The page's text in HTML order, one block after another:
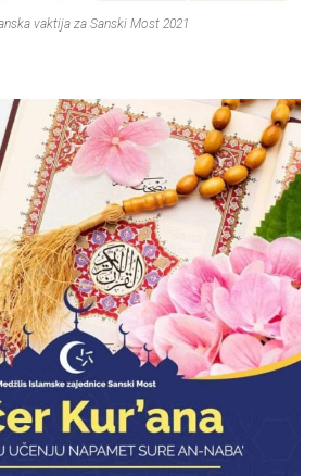
vaktija za Sanski Most 2021